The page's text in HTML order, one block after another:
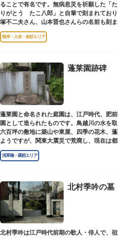
ることで有名です。無病息災を祈願した「
りがとう たこ八郎」と自筆で刻まれてお
塚不二夫さん、山本晋也さんらの名前も刻
毘沙門天を奉安しています。
根岸・入谷・金杉エリア
蓬莱園跡碑
蓬莱園と命名された庭園は、江戸時代、肥
園として造られたものです。鳥越川の水を
六百坪の敷地に築山や東屋、四季の花木、
ようですが、関東大震災で荒廃し、現在は
指定の天然記念物の大イチョウを残すのみで
浅草橋・蔵前エリア
北村季吟の墓
北村季吟は江戸時代前期の歌人・俳人で、